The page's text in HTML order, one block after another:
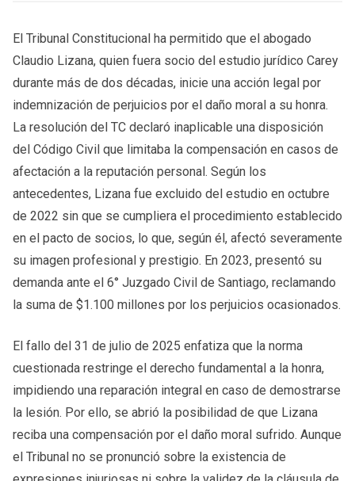
El Tribunal Constitucional ha permitido que el abogado
Claudio Lizana, quien fuera socio del estudio jurídico Carey
durante más de dos décadas, inicie una acción legal por
indemnización de perjuicios por el daño moral a su honra.
La resolución del TC declaró inaplicable una disposición
del Código Civil que limitaba la compensación en casos de
afectación a la reputación personal. Según los
antecedentes, Lizana fue excluido del estudio en octubre
de 2022 sin que se cumpliera el procedimiento establecido
en el pacto de socios, lo que, según él, afectó severamente
su imagen profesional y prestigio. En 2023, presentó su
demanda ante el 6° Juzgado Civil de Santiago, reclamando
la suma de $1.100 millones por los perjuicios ocasionados.
El fallo del 31 de julio de 2025 enfatiza que la norma
cuestionada restringe el derecho fundamental a la honra,
impidiendo una reparación integral en caso de demostrarse
la lesión. Por ello, se abrió la posibilidad de que Lizana
reciba una compensación por el daño moral sufrido. Aunque
el Tribunal no se pronunció sobre la existencia de